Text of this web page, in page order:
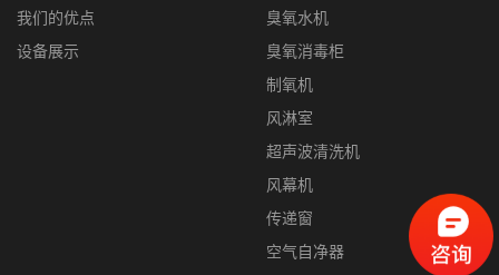
我们的优点
设备展示
臭氧水机
臭氧消毒柜
制氧机
风淋室
超声波清洗机
风幕机
传递窗
空气自净器